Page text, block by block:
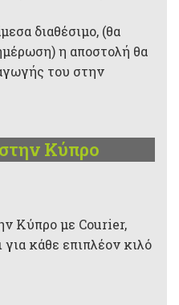
διαθέσιμο, (θα
η αποστολή θα
του στην
Κύπρο
Κύπρο με Courier,
για κάθε επιπλέον κιλό